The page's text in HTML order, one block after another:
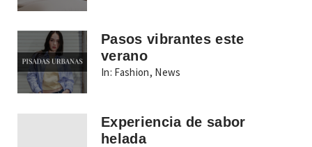
Pasos vibrantes este
verano
In: Fashion, News
Experiencia de sabor
helada